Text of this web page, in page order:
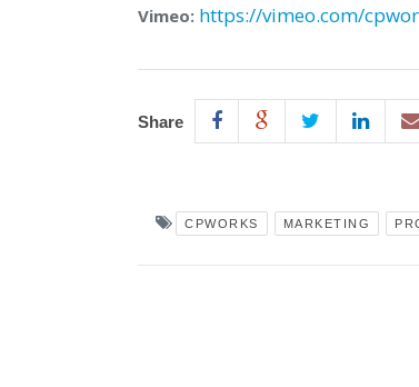
Vimeo: https://vimeo.com/
Share
CPWORKS MARKETING